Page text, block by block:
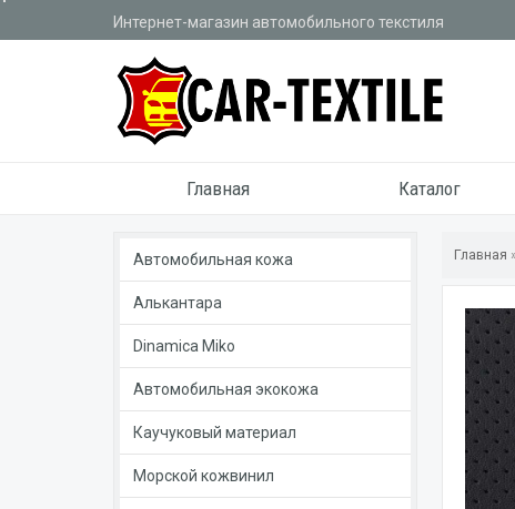
Интернет-магазин автомобильного текстиля
Главная Каталог
Автомобильная кожа
Алькантара
Dinamica Miko
Автомобильная экокожа
Каучуковый материал
Морской кожвинил
Главная